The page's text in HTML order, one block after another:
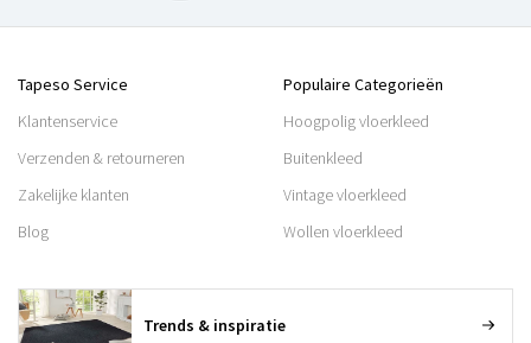
Tapeso Service
Klantenservice
Verzenden & retourneren
Zakelijke klanten
Blog
Populaire Categorieën
Hoogpolig vloerkleed
Buitenkleed
Vintage vloerkleed
Wollen vloerkleed
Trends & inspiratie